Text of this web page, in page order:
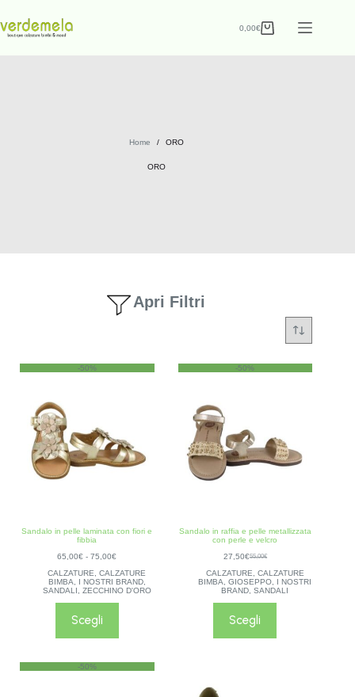
0,00€
Home / ORO
ORO
Apri Filtri
-50%
Sandalo in pelle laminata con fiori e
fibbia
65,00€ - 75,00€
CALZATURE
,CALZATURE
BIMBA
I NOSTRI BRAND,
SANDALI
ZECCHINO D'ORO
Scegli
-50%
Sandalo in raffia e pelle metallizzata
con perle e velcro
55,00€
27,50€
CALZATURE
CALZATURE
BIMBA
,GIOSEPPO
I NOSTRI
BRAND ,SANDALI
Scegli
-50%